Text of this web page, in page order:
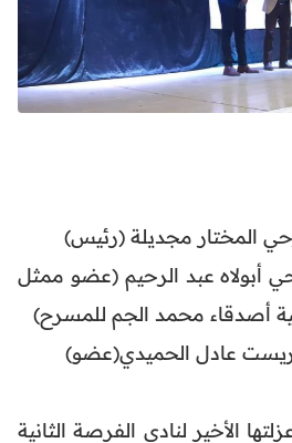
المختار مجديلة (رئيس)
أبولاه عبد الرحيم (عضو ممثل
أصدقاء محمد الجم للمسرح)
عادل الحميدي(عضو)
الأخير لنادي الفرصة الثانية